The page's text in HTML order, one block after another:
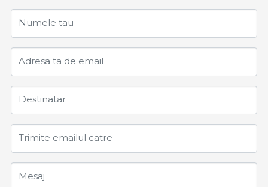
Numele tau
Adresa ta de email
Destinatar
Trimite emailul catre
Mesaj